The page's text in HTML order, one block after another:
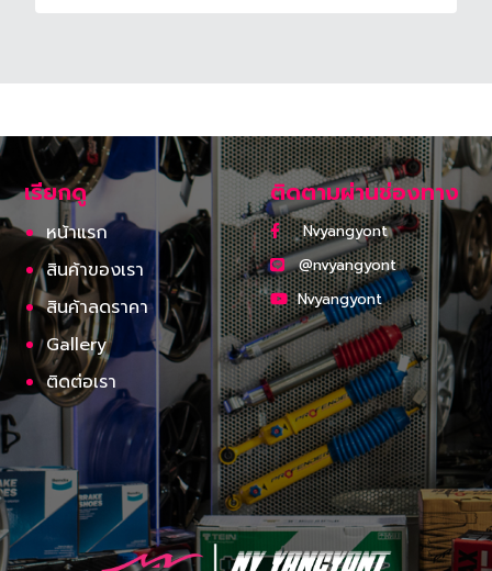
เรียกดู
หน้าแรก
สินค้าของเรา
สินค้าลดราคา
Gallery
ติดต่อเรา
ติดตามผ่านช่องทาง
Nvyangyont
@nvyangyont
Nvyangyont